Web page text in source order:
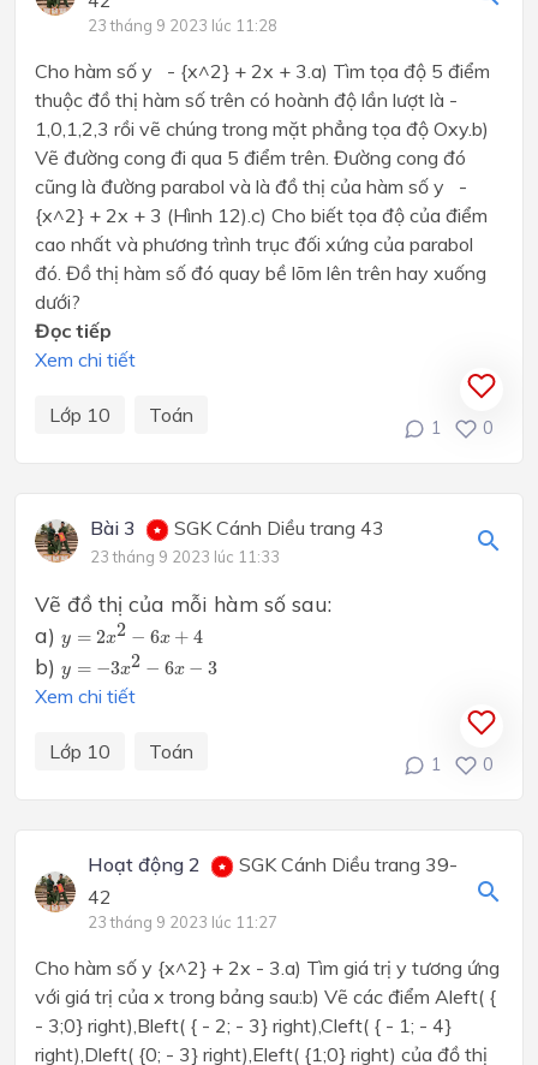
23 tháng 9 2023 lúc 11:28
Cho hàm số y - {x^2} + 2x + 3.a) Tìm tọa độ 5 điểm
thuộc đồ thị hàm số trên có hoành độ lần lượt là -
1,0,1,2,3 rồi vẽ chúng trong mặt phẳng tọa độ Oxy.b)
Vẽ đường cong đi qua 5 điểm trên. Đường cong đó
cũng là đường parabol và là đồ thị của hàm số y -
{x^2} + 2x + 3 (Hình 12).c) Cho biết tọa độ của điểm
cao nhất và phương trình trục đối xứng của parabol
đó. Đồ thị hàm số đó quay bề lõm lên trên hay xuống
dưới?
Đọc tiếp
Xem chi tiết
Lớp 10 Toán
1 0
Bài 3 SGK Cánh Diều trang 43
23 tháng 9 2023 lúc 11:33
Vẽ đồ thị của mỗi hàm số sau:
a) y = 2x2 − 6x + 4
2−
b) y = −3x2 − 6x − 3
y −
Xem chi tiết
Lớp 10 Toán
1 0
Hoạt động 2
SGK Cánh Diều trang 39-
42
23 tháng 9 2023 lúc 11:27
Cho hàm số y {x^2} + 2x - 3.a) Tìm giá trị y tương ứng
với giá trị của x trong bảng sau:b) Vẽ các điểm Aleft( {
- 3;0} right),Bleft( { - 2; - 3} right),Cleft( { - 1; - 4}
right),Dleft( {0; - 3} right),Eleft( {1;0} right) của đồ thị